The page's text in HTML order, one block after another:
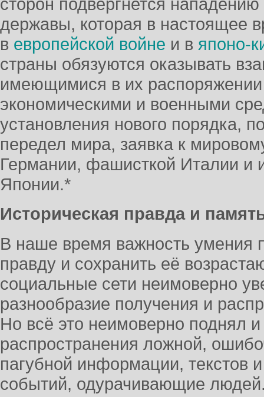
сторон подвергнется
державы, которая в настоящее
в европейской войне и в японо-
страны обязуются оказывать
имеющимися в их распоряжении
экономическими и военными
установления нового порядка,
передел мира, заявка к
Германии, фашисткой Италии и
Японии.*
Историческая правда и
В наше время важность умения
правду и сохранить её
социальные сети неимоверно
разнообразие получения и
Но всё это неимоверно поднял
распространения ложной,
пагубной информации,
событий, одурачивающие